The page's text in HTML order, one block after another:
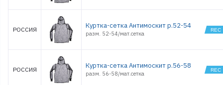
РОССИЯ Куртка-сетка Антимоскит р.52-54
разм. 52-54/мат.сетка
РОССИЯ Куртка-сетка Антимоскит р.56-58
разм. 56-58/мат.сетка